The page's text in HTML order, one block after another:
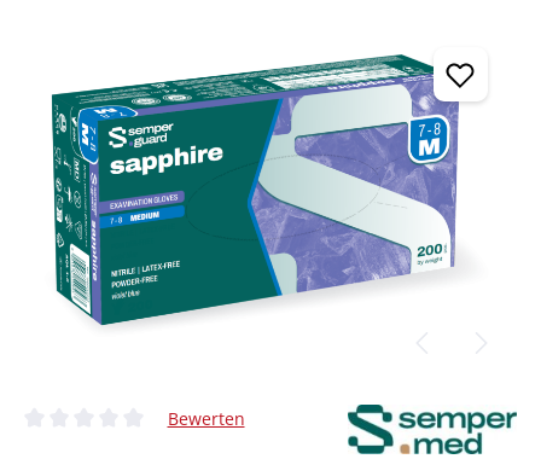
Durchschnittliche Bewertung von 0 von 5 Sternen
Bewerten